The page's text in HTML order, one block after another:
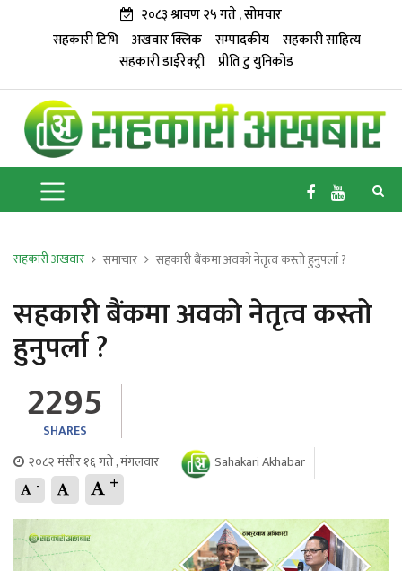
२०८३ श्रावण २५ गते , सोमवार
सहकारी टिभि
अखवार क्लिक सम्पादकीय
सहकारी साहित्य
सहकारी डाईरेक्ट्री प्रीति टु युनिकोड
सहकारी अखवार समाचार सहकारी बैंकमा अवको नेतृत्व कस्तो हुनुपर्ला ?
सहकारी बैंकमा अवको नेतृत्व कस्तो
हुनुपर्ला ?
2295
SHARES
२०८२ मंसीर १६ गते , मंगलवार
Sahakari Akhabar
- +